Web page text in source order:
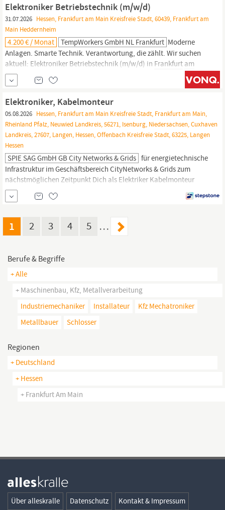
Elektroniker Betriebstechnik (m/w/d)
31.07.2026 Hessen, Frankfurt am Main Kreisfreie Stadt, 60439, Frankfurt am
Main Heddernheim
4.200 € / Monat TempWorkers GmbH NL Frankfurt Moderne
Anlagen. Smarte Technik. Verantwortung, die zählt. Wir suchen
aktuell: Elektroniker Betriebstechnik (m/w/d) in Frankfurt am
Main
Produktionsanlagen, Steuerungstechnik und
Energieversorgung funktionieren nur dann zuverlässig, wenn
technischen Know-how...
Elektroniker, Kabelmonteur
05.08.2026 Hessen, Frankfurt am Main Kreisfreie Stadt, Frankfurt am Main,
Rheinland Pfalz, Neuwied Landkreis, 56271, Isenburg, Niedersachsen, Cuxhaven
Landkreis, 27607, Langen, Hessen, Offenbach Kreisfreie Stadt, 63225, Langen
Hessen
SPIE SAG GmbH GB City Networks & Grids für energietechnische
Infrastruktur im Geschäftsbereich CityNetworks & Grids zum
nächstmöglichen Zeitpunkt Dich als Elektriker Kabelmonteur
m/w/d Einsatzort: Langen bei
(ab Herbst 2026
Neu-Isenburg), Pfungstadt bei Darmstadt, Wiesbaden Kennziffer:
1 2 3 4 5 …
Berufe & Begriffe
+ Alle
+ Maschinenbau, Kfz, Metallverarbeitung
Industriemechaniker
Installateur
Kfz Mechatroniker
Metallbauer
Schlosser
Regionen
+ Deutschland
+ Hessen
+ Frankfurt Am Main
Über alleskralle Datenschutz Kontakt & Impressum